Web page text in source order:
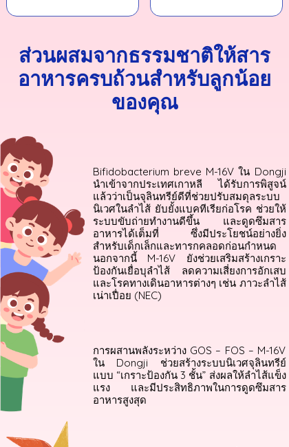
ส่วนผสมจากธรรมชาติให้สาร
อาหารครบถ้วนสำหรับลูกน้อย
ของคุณ
Bifidobacterium breve M-16V ใน Dongji
นำเข้าจากประเทศเกาหลี ได้รับการพิสูจน์
แล้วว่าเป็นจุลินทรีย์ดีที่ช่วยปรับสมดุลระบบ
นิเวศในลำไส้ ยับยั้งแบคทีเรียก่อโรค ช่วยให้
ระบบขับถ่ายทำงานดีขึ้น และดูดซึมสาร
อาหารได้เต็มที่ ซึ่งมีประโยชน์อย่างยิ่ง
สำหรับเด็กเล็กและทารกคลอดก่อนกำหนด
นอกจากนี้ M-16V ยังช่วยเสริมสร้างเกราะ
ป้องกันเยื่อบุลำไส้ ลดความเสี่ยงการอักเสบ
และโรคทางเดินอาหารต่างๆ เช่น ภาวะลำไส้
เน่าเปื่อย (NEC)
การผสานพลังระหว่าง GOS – FOS – M-16V
ใน Dongji ช่วยสร้างระบบนิเวศจุลินทรีย์
แบบ “เกราะป้องกัน 3 ชั้น” ส่งผลให้ลำไส้แข็ง
แรง และมีประสิทธิภาพในการดูดซึมสาร
อาหารสูงสุด